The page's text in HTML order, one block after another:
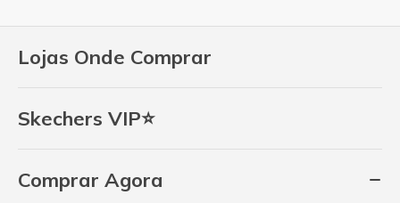
Lojas Onde Comprar
Skechers VIP⭐
Comprar Agora